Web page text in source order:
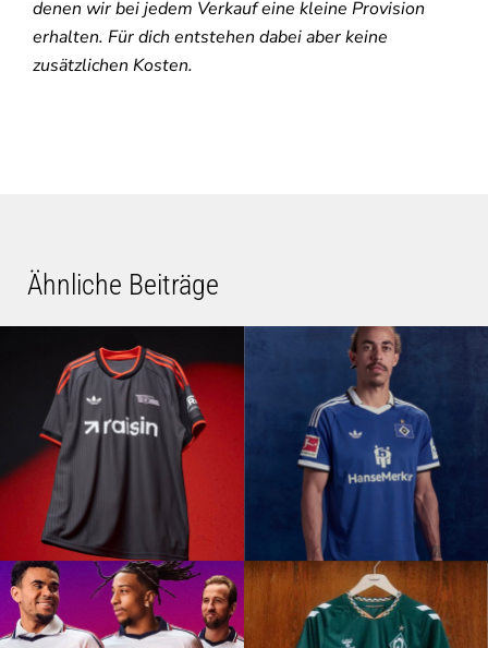
denen wir bei jedem Verkauf eine kleine Provision
erhalten. Für dich entstehen dabei aber keine
zusätzlichen Kosten.
Ähnliche Beiträge